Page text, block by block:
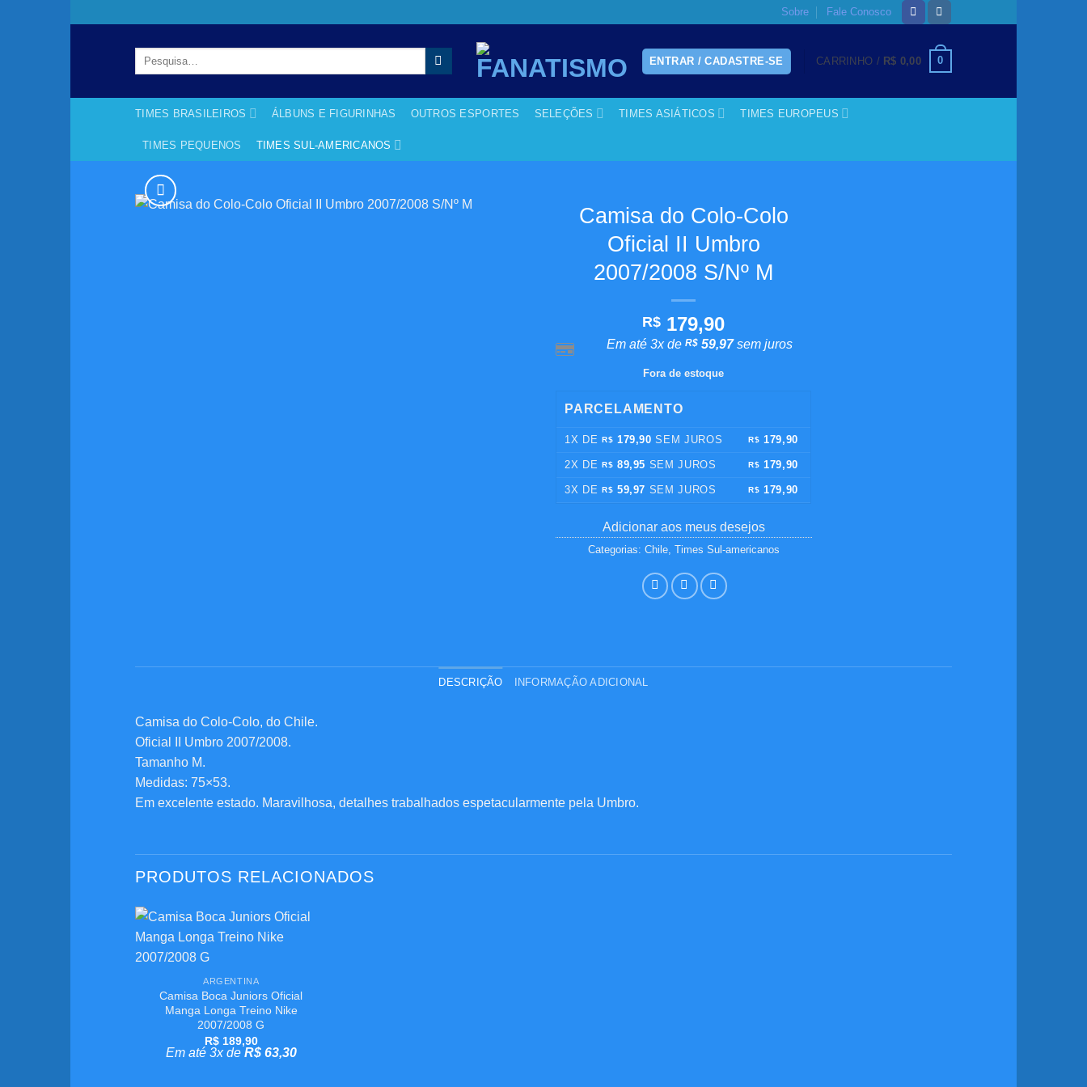
Sobre Fale Conosco
Pesquisar
ENTRAR / CADASTRE-SE CARRINHO / R$ 0,00 0
TIMES BRASILEIROS ÁLBUNS E FIGURINHAS OUTROS ESPORTES SELEÇÕES TIMES ASIÁTICOS TIMES EUROPEUS
TIMES PEQUENOS TIMES SUL-AMERICANOS
Camisa do Colo-Colo
Oficial II Umbro
2007/2008 S/Nº M
R$ 179,90
Em até 3x deR$ 59,97sem juros
Fora de estoque
PARCELAMENTO
1X DE R$ 179,90 SEM JUROS R$ 179,90
2X DE R$ 89,95 SEM JUROS R$ 179,90
3X DE R$ 59,97 SEM JUROS R$ 179,90
Adicionar aos meus desejos
Categorias: Chile, Times Sul-americanos
DESCRIÇÃO INFORMAÇÃO ADICIONAL
Camisa do Colo-Colo, do Chile.
Oficial II Umbro 2007/2008.
Tamanho M.
Medidas: 75×53.
Em excelente estado. Maravilhosa, detalhes trabalhados espetacularmente pela Umbro.
PRODUTOS RELACIONADOS
+
ARGENTINA
Camisa Boca Juniors Oficial
Manga Longa Treino Nike
2007/2008 G
R$189,90
Em até 3x de R$63,30